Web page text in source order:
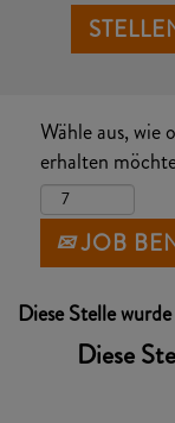
Wähle aus, wie
erhalten
JOB
Diese Stelle
Diese